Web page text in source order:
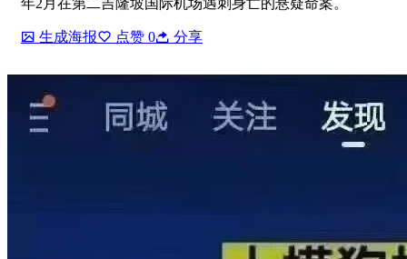
年2月在第二吉隆坡国际机场遇刺身亡的悬疑命案。
生成海报 点赞 0 分享